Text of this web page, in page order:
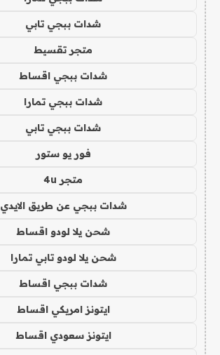
شدات ببجي تابي
متجر تقسيط
شدات ببجي اقساط
شدات ببجي تمارا
شدات ببجي تابي
فور يو ستور
متجر 4u
شدات ببجي عن طريق الايدي
شحن يلا لودو اقساط
شحن يلا لودو تابي تمارا
شدات ببجي اقساط
ايتونز امريكي اقساط
ايتونز سعودي اقساط